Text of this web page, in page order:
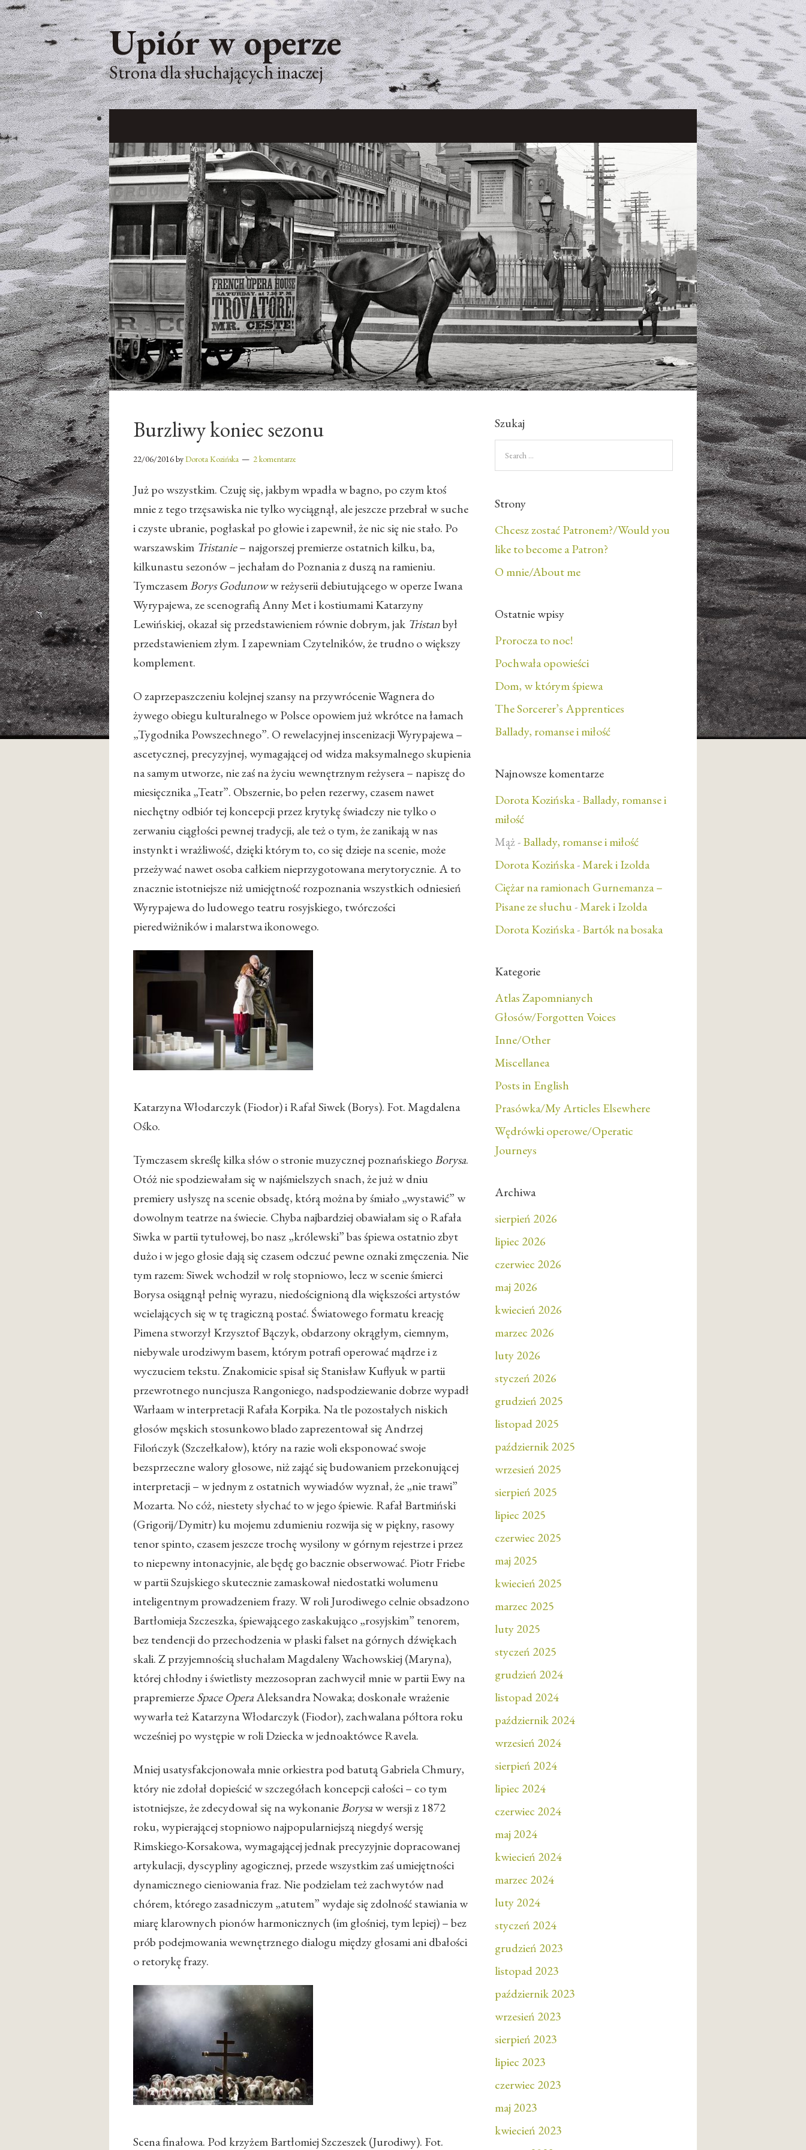
Upiór w operze
Strona dla słuchających inaczej
Burzliwy koniec sezonu
22/06/2016byDorota Kozińska 2 komentarze
Już po wszystkim. Czuję się, jakbym wpadła w bagno, po czym ktoś
mnie z tego trzęsawiska nie tylko wyciągnął, ale jeszcze przebrał w suche
i czyste ubranie, pogłaskał po głowie i zapewnił, że nic się nie stało. Po
warszawskim Tristanie– najgorszej premierze ostatnich kilku, ba,
kilkunastu sezonów – jechałam do Poznania z duszą na ramieniu.
TymczasemBorys Godunoww reżyserii debiutującego w operze Iwana
Wyrypajewa, ze scenografią Anny Met i kostiumami Katarzyny
Lewińskiej, okazał się przedstawieniem równie dobrym, jak Tristanbył
przedstawieniem złym. I zapewniam Czytelników, że trudno o większy
komplement.
O zaprzepaszczeniu kolejnej szansy na przywrócenie Wagnera do
żywego obiegu kulturalnego w Polsce opowiem już wkrótce na łamach
„Tygodnika Powszechnego”. O rewelacyjnej inscenizacji Wyrypajewa –
ascetycznej, precyzyjnej, wymagającej od widza maksymalnego skupienia
na samym utworze, nie zaś na życiu wewnętrznym reżysera – napiszę do
miesięcznika „Teatr”. Obszernie, bo pełen rezerwy, czasem nawet
niechętny odbiór tej koncepcji przez krytykę świadczy nie tylko o
zerwaniu ciągłości pewnej tradycji, ale też o tym, że zanikają w nas
instynkt i wrażliwość, dzięki którym to, co się dzieje na scenie, może
przeżywać nawet osoba całkiem nieprzygotowana merytorycznie. A to
znacznie istotniejsze niż umiejętność rozpoznania wszystkich odniesień
Wyrypajewa do ludowego teatru rosyjskiego, twórczości
pieredwiżników i malarstwa ikonowego.
Katarzyna Włodarczyk (Fiodor) i Rafał Siwek (Borys). Fot. Magdalena
Ośko.
Tymczasem skreślę kilka słów o stronie muzycznej poznańskiegoBorysa.
Otóż nie spodziewałam się w najśmielszych snach, że już w dniu
premiery usłyszę na scenie obsadę, którą można by śmiało „wystawić” w
dowolnym teatrze na świecie. Chyba najbardziej obawiałam się o Rafała
Siwka w partii tytułowej, bo nasz „królewski” bas śpiewa ostatnio zbyt
dużo i w jego głosie dają się czasem odczuć pewne oznaki zmęczenia. Nie
tym razem: Siwek wchodził w rolę stopniowo, lecz w scenie śmierci
Borysa osiągnął pełnię wyrazu, niedoścignioną dla większości artystów
wcielających się w tę tragiczną postać. Światowego formatu kreację
Pimena stworzył Krzysztof Bączyk, obdarzony okrągłym, ciemnym,
niebywale urodziwym basem, którym potrafi operować mądrze i z
wyczuciem tekstu. Znakomicie spisał się Stanisław Kuflyuk w partii
przewrotnego nuncjusza Rangoniego, nadspodziewanie dobrze wypadł
Warłaam w interpretacji Rafała Korpika. Na tle pozostałych niskich
głosów męskich stosunkowo blado zaprezentował się Andrzej
Filończyk (Szczełkałow), który na razie woli eksponować swoje
bezsprzeczne walory głosowe, niż zająć się budowaniem przekonującej
interpretacji – w jednym z ostatnich wywiadów wyznał, że „nie trawi”
Mozarta. No cóż, niestety słychać to w jego śpiewie. Rafał Bartmiński
(Grigorij/Dymitr) ku mojemu zdumieniu rozwija się w piękny, rasowy
tenor spinto, czasem jeszcze trochę wysilony w górnym rejestrze i przez
to niepewny intonacyjnie, ale będę go bacznie obserwować. Piotr Friebe
w partii Szujskiego skutecznie zamaskował niedostatki wolumenu
inteligentnym prowadzeniem frazy. W roli Jurodiwego celnie obsadzono
Bartłomieja Szczeszka, śpiewającego zaskakująco „rosyjskim” tenorem,
bez tendencji do przechodzenia w płaski falset na górnych dźwiękach
skali. Z przyjemnością słuchałam Magdaleny Wachowskiej (Maryna),
której chłodny i świetlisty mezzosopran zachwycił mnie w partii Ewy na
prapremierzeSpace OperaAleksandra Nowaka; doskonałe wrażenie
wywarła też Katarzyna Włodarczyk (Fiodor), zachwalana półtora roku
wcześniej po występie w roli Dziecka w jednoaktówce Ravela.
Mniej usatysfakcjonowała mnie orkiestra pod batutą Gabriela Chmury,
który nie zdołał dopieścić w szczegółach koncepcji całości – co tym
istotniejsze, że zdecydował się na wykonanieBorysaw wersji z 1872
roku, wypierającej stopniowo najpopularniejszą niegdyś wersję
Rimskiego-Korsakowa, wymagającej jednak precyzyjnie dopracowanej
artykulacji, dyscypliny agogicznej, przede wszystkim zaś umiejętności
dynamicznego cieniowania fraz. Nie podzielam też zachwytów nad
chórem, którego zasadniczym „atutem” wydaje się zdolność stawiania w
miarę klarownych pionów harmonicznych (im głośniej, tym lepiej) – bez
prób podejmowania wewnętrznego dialogu między głosami ani dbałości
o retorykę frazy.
Scena finałowa. Pod krzyżem Bartłomiej Szczeszek (Jurodiwy). Fot.
Szukaj
Strony
Chcesz zostać Patronem?/Would you
like to become a Patron?
O mnie/About me
Ostatnie wpisy
Prorocza to noc!
Pochwała opowieści
Dom, w którym śpiewa
The Sorcerer’s Apprentices
Ballady, romanse i miłość
Najnowsze komentarze
Dorota Kozińska-Ballady, romanse i
miłość
Mąż-Ballady, romanse i miłość
Dorota Kozińska-Marek i Izolda
Ciężar na ramionach Gurnemanza –
Pisane ze słuchu-Marek i Izolda
Dorota Kozińska-Bartók na bosaka
Kategorie
Atlas Zapomnianych
Głosów/Forgotten Voices
Inne/Other
Miscellanea
Posts in English
Prasówka/My Articles Elsewhere
Wędrówki operowe/Operatic
Journeys
Archiwa
sierpień 2026
lipiec 2026
czerwiec 2026
maj 2026
kwiecień 2026
marzec 2026
luty 2026
styczeń 2026
grudzień 2025
listopad 2025
październik 2025
wrzesień 2025
sierpień 2025
lipiec 2025
czerwiec 2025
maj 2025
kwiecień 2025
marzec 2025
luty 2025
styczeń 2025
grudzień 2024
listopad 2024
październik 2024
wrzesień 2024
sierpień 2024
lipiec 2024
czerwiec 2024
maj 2024
kwiecień 2024
marzec 2024
luty 2024
styczeń 2024
grudzień 2023
listopad 2023
październik 2023
wrzesień 2023
sierpień 2023
lipiec 2023
czerwiec 2023
maj 2023
kwiecień 2023